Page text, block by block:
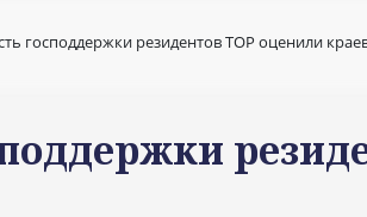
для хабаровчан
господдержки резидентов ТОР оценили